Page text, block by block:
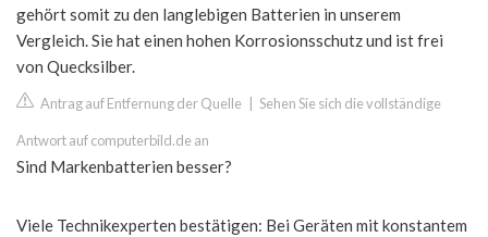
gehört somit zu den langlebigen Batterien in unserem
Vergleich. Sie hat einen hohen Korrosionsschutz und ist frei
von Quecksilber.
Antrag auf Entfernung der Quelle Sehen Sie sich die vollständige
Antwort auf computerbild.de an
Sind Markenbatterien besser?
Viele Technikexperten bestätigen: Bei Geräten mit konstantem